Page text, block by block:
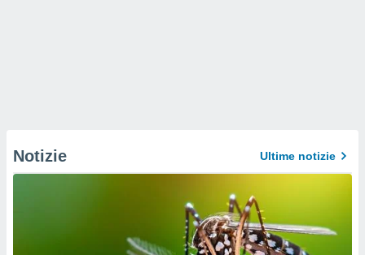
Notizie Ultime notizie